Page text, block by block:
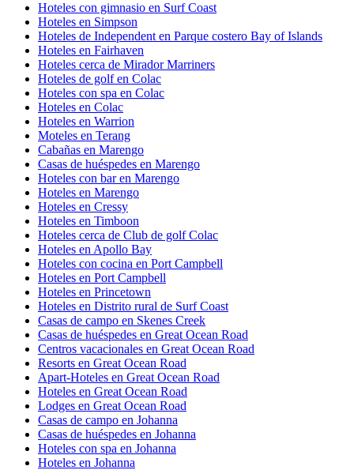
Hoteles con gimnasio en Surf Coast
Hoteles en Simpson
Hoteles de Independent en Parque costero Bay of Islands
Hoteles en Fairhaven
Hoteles cerca de Mirador Marriners
Hoteles de golf en Colac
Hoteles con spa en Colac
Hoteles en Colac
Hoteles en Warrion
Moteles en Terang
Cabañas en Marengo
Casas de huéspedes en Marengo
Hoteles con bar en Marengo
Hoteles en Marengo
Hoteles en Cressy
Hoteles en Timboon
Hoteles cerca de Club de golf Colac
Hoteles en Apollo Bay
Hoteles con cocina en Port Campbell
Hoteles en Port Campbell
Hoteles en Princetown
Hoteles en Distrito rural de Surf Coast
Casas de campo en Skenes Creek
Casas de huéspedes en Great Ocean Road
Centros vacacionales en Great Ocean Road
Resorts en Great Ocean Road
Apart-Hoteles en Great Ocean Road
Hoteles en Great Ocean Road
Lodges en Great Ocean Road
Casas de campo en Johanna
Casas de huéspedes en Johanna
Hoteles con spa en Johanna
Hoteles en Johanna